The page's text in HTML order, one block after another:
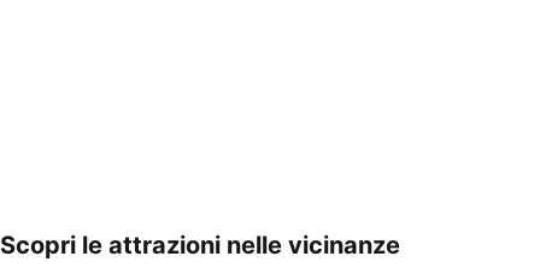
Espandi mappa
Scopri le attrazioni nelle vicinanze